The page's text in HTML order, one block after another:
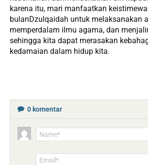
karena itu, mari manfaatkan
bulanDzulqaidah untuk melaksanakan
memperdalam ilmu agama, dan
sehingga kita dapat merasakan
kedamaian dalam hidup kita.
0 komentar
Name*
Email*